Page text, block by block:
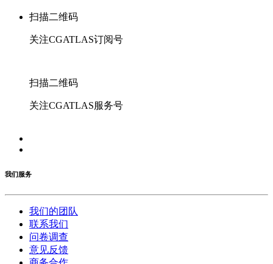
扫描二维码
关注CGATLAS订阅号
扫描二维码
关注CGATLAS服务号
我们服务
我们的团队
联系我们
问卷调查
意见反馈